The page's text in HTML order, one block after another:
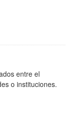
entre el
o instituciones.